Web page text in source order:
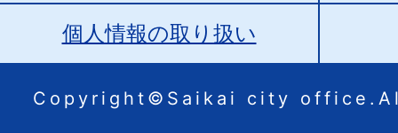
個人情報の取り扱い
Copyright©Saikai city